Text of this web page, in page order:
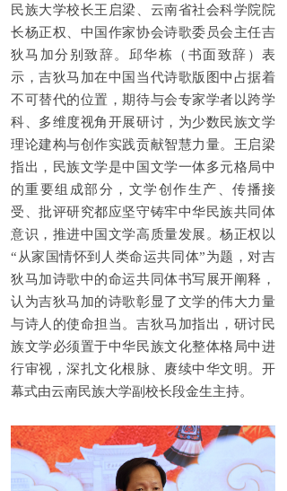
民族大学校长王启梁、云南省社会科学院院
长杨正权、中国作家协会诗歌委员会主任吉
狄马加分别致辞。邱华栋（书面致辞）表
示，吉狄马加在中国当代诗歌版图中占据着
不可替代的位置，期待与会专家学者以跨学
科、多维度视角开展研讨，为少数民族文学
理论建构与创作实践贡献智慧力量。王启梁
指出，民族文学是中国文学一体多元格局中
的重要组成部分，文学创作生产、传播接
受、批评研究都应坚守铸牢中华民族共同体
意识，推进中国文学高质量发展。杨正权以
“从家国情怀到人类命运共同体”为题，对吉
狄马加诗歌中的命运共同体书写展开阐释，
认为吉狄马加的诗歌彰显了文学的伟大力量
与诗人的使命担当。吉狄马加指出，研讨民
族文学必须置于中华民族文化整体格局中进
行审视，深扎文化根脉、赓续中华文明。开
幕式由云南民族大学副校长段金生主持。